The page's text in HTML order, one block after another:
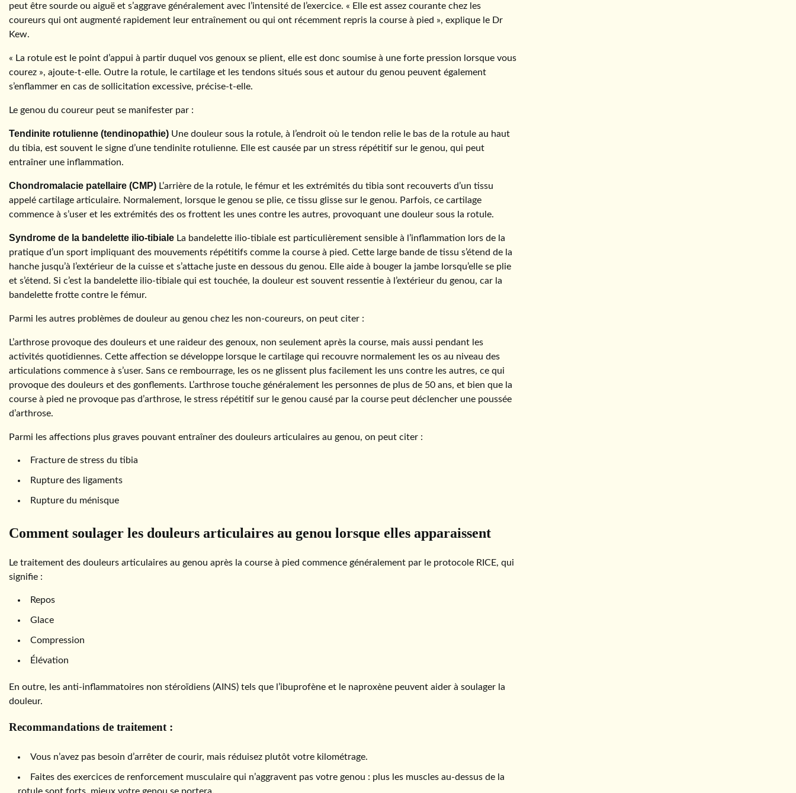
peut être sourde ou aiguë et s’aggrave généralement avec l’intensité de l’exercice. « Elle est assez courante chez les
coureurs qui ont augmenté rapidement leur entraînement ou qui ont récemment repris la course à pied », explique le Dr
Kew.
« La rotule est le point d’appui à partir duquel vos genoux se plient, elle est donc soumise à une forte pression lorsque vous
courez », ajoute-t-elle. Outre la rotule, le cartilage et les tendons situés sous et autour du genou peuvent également
s’enflammer en cas de sollicitation excessive, précise-t-elle.
Le genou du coureur peut se manifester par :
Tendinite rotulienne (tendinopathie) Une douleur sous la rotule, à l’endroit où le tendon relie le bas de la rotule au haut
du tibia, est souvent le signe d’une tendinite rotulienne. Elle est causée par un stress répétitif sur le genou, qui peut
entraîner une inflammation.
Chondromalacie patellaire (CMP) L’arrière de la rotule, le fémur et les extrémités du tibia sont recouverts d’un tissu
appelé cartilage articulaire. Normalement, lorsque le genou se plie, ce tissu glisse sur le genou. Parfois, ce cartilage
commence à s’user et les extrémités des os frottent les unes contre les autres, provoquant une douleur sous la rotule.
Syndrome de la bandelette ilio-tibiale La bandelette ilio-tibiale est particulièrement sensible à l’inflammation lors de la
pratique d’un sport impliquant des mouvements répétitifs comme la course à pied. Cette large bande de tissu s’étend de la
hanche jusqu’à l’extérieur de la cuisse et s’attache juste en dessous du genou. Elle aide à bouger la jambe lorsqu’elle se plie
et s’étend. Si c’est la bandelette ilio-tibiale qui est touchée, la douleur est souvent ressentie à l’extérieur du genou, car la
bandelette frotte contre le fémur.
Parmi les autres problèmes de douleur au genou chez les non-coureurs, on peut citer :
L’arthrose provoque des douleurs et une raideur des genoux, non seulement après la course, mais aussi pendant les
activités quotidiennes. Cette affection se développe lorsque le cartilage qui recouvre normalement les os au niveau des
articulations commence à s’user. Sans ce rembourrage, les os ne glissent plus facilement les uns contre les autres, ce qui
provoque des douleurs et des gonflements. L’arthrose touche généralement les personnes de plus de 50 ans, et bien que la
course à pied ne provoque pas d’arthrose, le stress répétitif sur le genou causé par la course peut déclencher une poussée
d’arthrose.
Parmi les affections plus graves pouvant entraîner des douleurs articulaires au genou, on peut citer :
Fracture de stress du tibia
Rupture des ligaments
Rupture du ménisque
Comment soulager les douleurs articulaires au genou lorsque elles apparaissent
Le traitement des douleurs articulaires au genou après la course à pied commence généralement par le protocole RICE, qui
signifie :
Repos
Glace
Compression
Élévation
En outre, les anti-inflammatoires non stéroïdiens (AINS) tels que l’ibuprofène et le naproxène peuvent aider à soulager la
douleur.
Recommandations de traitement :
Vous n’avez pas besoin d’arrêter de courir, mais réduisez plutôt votre kilométrage.
Faites des exercices de renforcement musculaire qui n’aggravent pas votre genou : plus les muscles au-dessus de la